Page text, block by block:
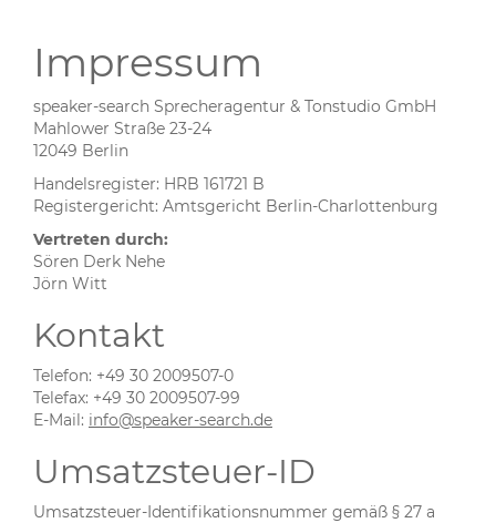
Impressum
speaker-search Sprecheragentur & Tonstudio GmbH
Mahlower Straße 23-24
12049 Berlin
Handelsregister: HRB 161721 B
Registergericht: Amtsgericht Berlin-Charlottenburg
Vertreten durch:
Sören Derk Nehe
Jörn Witt
Kontakt
Telefon: +49 30 2009507-0
Telefax: +49 30 2009507-99
E-Mail: info@speaker-search.de
Umsatzsteuer-ID
Umsatzsteuer-Identifikationsnummer gemäß § 27 a